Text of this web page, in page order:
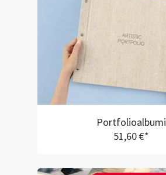
Portfolioalbumi
51,60 €*